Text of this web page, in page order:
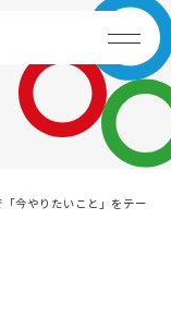
今やりたいこと」をテー